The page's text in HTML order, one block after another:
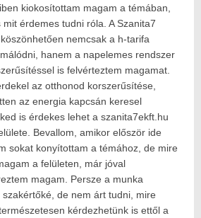
kiokosítottam magam a témában,
érdemes tudni róla. A Szanita7
nemcsak a h-tarifa
hanem a napelemes rendszer
is felvérteztem magamat.
az otthonod korszerűsítése,
az energia kapcsán keresel
is érdekes lehet a szanita7ekft.hu
Bevallom, amikor először ide
sokat konyítottam a témához, de mire
a felületen, már jóval
magam. Persze a munka
de nem árt tudni, mire
kérdezhetünk is ettől a